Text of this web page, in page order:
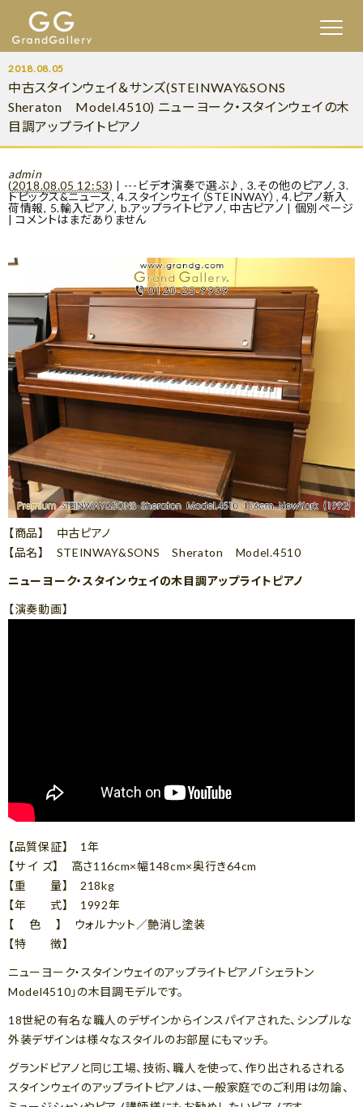
2018.08.05
中古スタインウェイ＆サンズ(STEINWAY&SONS
Sheraton Model.4510) ニューヨーク・スタインウェイの木
目調アップライトピアノ
admin
(2018.08.05 12:53) | ---ビデオ演奏で選ぶ♪, 3.その他のピアノ,3.
トピックス&ニュース,4.スタインウェイ（STEINWAY） ,4.ピアノ新入
荷情報, 5.輸入ピアノ, b.アップライトピアノ, 中古ピアノ | 個別ページ
|コメントはまだありません
【商品】 中古ピアノ
【品名】 STEINWAY&SONS Sheraton Model.4510
ニューヨーク・スタインウェイの木目調アップライトピアノ
【演奏動画】
【品質保証】 1年
【サ イ ズ】 高さ116cm×幅148cm×奥行き64cm
【重 量】 218kg
【年 式】 1992年
【 色 】 ウォルナット／艶消し塗装
【特 徴】
ニューヨーク・スタインウェイのアップライトピアノ「シェラトン
Model4510」の木目調モデルです。
18世紀の有名な職人のデザインからインスパイアされた、シンプルな
外装デザインは様々なスタイルのお部屋にもマッチ。
グランドピアノと同じ工場、技術、職人を使って、作り出されるされる
スタインウェイのアップライトピアノは、一般家庭でのご利用は勿論、